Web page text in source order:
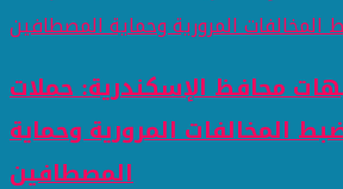
محافظ الإسكندرية: حملات
المخالفات المرورية وحماية
المصطافين